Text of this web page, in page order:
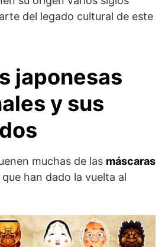
del legado cultural de este
japonesas
y sus
muchas de las máscaras
que han dado la vuelta al